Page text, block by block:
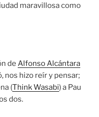
maravillosa como
de Alfonso Alcántara
nos hizo reír y pensar;
(Think Wasabi) a Pau
dos.